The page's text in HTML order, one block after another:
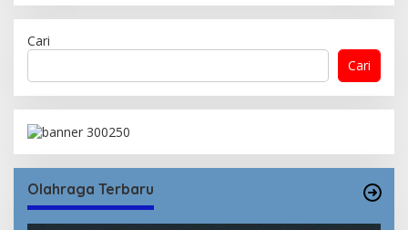
Cari
Cari
Olahraga Terbaru